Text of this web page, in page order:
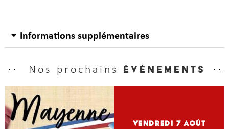
Informations supplémentaires
Nos prochains événements
vendredi 7Août